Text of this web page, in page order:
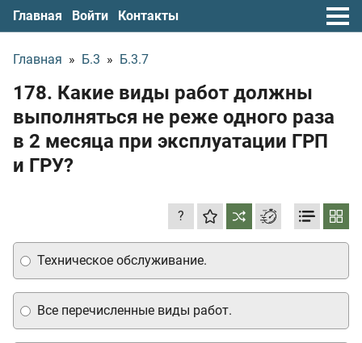
Главная Войти Контакты
Главная » Б.3 » Б.3.7
178. Какие виды работ должны
выполняться не реже одного раза
в 2 месяца при эксплуатации ГРП
и ГРУ?
?
Техническое обслуживание.
Все перечисленные виды работ.